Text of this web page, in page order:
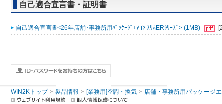
自己適合宣言書・証明書
自己適合宣言書<26年店舗･事務所用ﾊﾟｯｹｰｼﾞｴｱｺﾝ ｽﾘﾑERｼﾘｰｽﾞ> (1MB)
WIN2Kトップ 製品情報 [業務用]空調・換気 店舗・事務所用パッケージ